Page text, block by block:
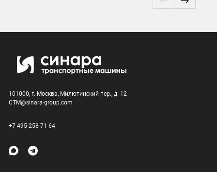
101000, г. Москва, Милютинский пер., д. 12
CTM@sinara-group.com
+7 495 258 71 64